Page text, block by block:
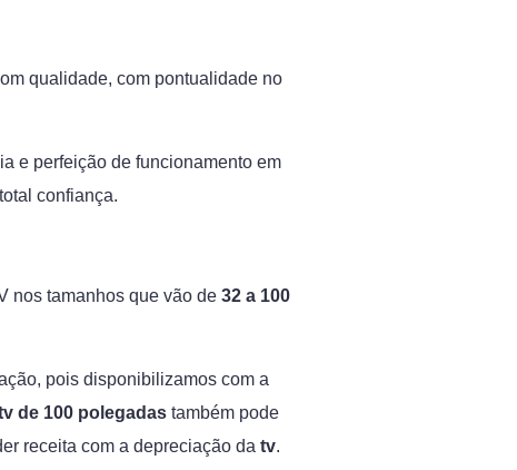
qualidade, com pontualidade no
e perfeição de funcionamento em
confiança.
nos tamanhos que vão de 32 a 100
pois disponibilizamos com a
de 100 polegadas também pode
receita com a depreciação da tv.